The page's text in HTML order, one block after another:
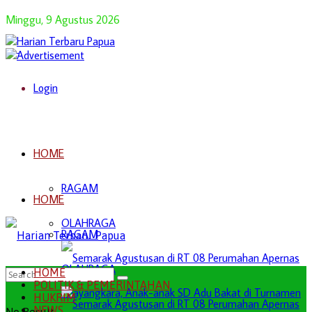
Minggu, 9 Agustus 2026
Login
HOME
RAGAM
OLAHRAGA
HOME
RAGAM
OLAHRAGA
HOME
POLITIK & PEMERINTAHAN
HUKRIM